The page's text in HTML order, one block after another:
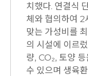
치했다. 연결식
체와 협의하여 2
맞는 가성비를
의 시설에 이르
량, CO₂, 토양
수 있으며 생육